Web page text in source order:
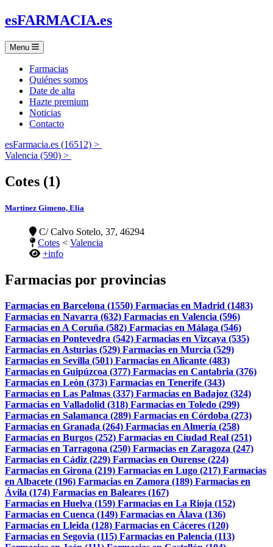
esFARMACIA.es
Menu
Farmacias
Quiénes somos
Date de alta
Hazte premium
Noticias
Contacto
esFarmacia.es (16512) >
Valencia (590) >
Cotes (1)
Martinez Gimeno, Elia
C/ Calvo Sotelo, 37, 46294
Cotes < Valencia
+info
Farmacias por provincias
Farmacias en Barcelona (1550) Farmacias en Madrid (1483)
Farmacias en Navarra (632) Farmacias en Valencia (596)
Farmacias en A Coruña (582) Farmacias en Málaga (546)
Farmacias en Pontevedra (542) Farmacias en Vizcaya (535)
Farmacias en Asturias (529) Farmacias en Murcia (529)
Farmacias en Sevilla (501) Farmacias en Alicante (483)
Farmacias en Guipúzcoa (377) Farmacias en Cantabria (376)
Farmacias en León (373) Farmacias en Tenerife (343)
Farmacias en Las Palmas (337) Farmacias en Badajoz (324)
Farmacias en Valladolid (318) Farmacias en Toledo (299)
Farmacias en Salamanca (289) Farmacias en Córdoba (273)
Farmacias en Granada (264) Farmacias en Almería (258)
Farmacias en Burgos (252) Farmacias en Ciudad Real (251)
Farmacias en Tarragona (250) Farmacias en Zaragoza (247)
Farmacias en Cádiz (229) Farmacias en Ourense (224)
Farmacias en Girona (219) Farmacias en Lugo (217) Farmacias
en Albacete (196) Farmacias en Zamora (189) Farmacias en
Ávila (174) Farmacias en Baleares (167)
Farmacias en Huelva (159) Farmacias en La Rioja (152)
Farmacias en Cuenca (149) Farmacias en Álava (136)
Farmacias en Lleida (128) Farmacias en Cáceres (120)
Farmacias en Segovia (115) Farmacias en Palencia (113)